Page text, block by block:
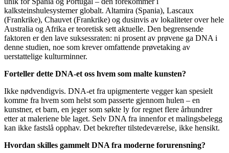
kalksteinshulesystemer globalt. Altamira (Spania), Lascaux
(Frankrike), Chauvet (Frankrike) og dusinvis av lokaliteter over hele
Australia og Afrika er teoretisk sett aktuelle. Den begrensende
faktoren er den lave suksessraten: ni prosent av prøvene ga DNA i
denne studien, noe som krever omfattende prøvetaking av
uerstattelige kulturminner.
Forteller dette DNA-et oss hvem som malte kunsten?
Ikke nødvendigvis. DNA-et fra upigmenterte vegger kan spesielt
komme fra hvem som helst som passerte gjennom hulen – en
kunstner, et barn, en jeger som søkte ly for regnet flere århundrer
etter at maleriene ble laget. Selv DNA fra innenfor et malingsbelegg
kan ikke fastslå opphav. Det bekrefter tilstedeværelse, ikke hensikt.
Hvordan skilles gammelt DNA fra moderne forurensning?